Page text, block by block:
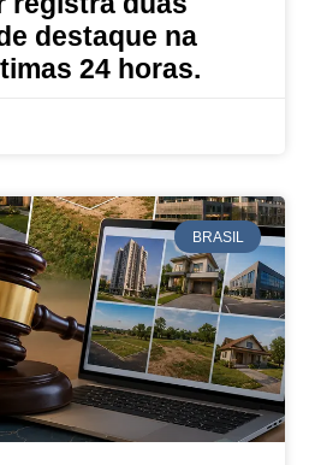
destaque na
24 horas.
BRASIL